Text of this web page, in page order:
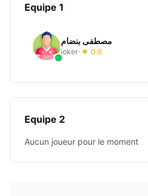
Equipe 1
مصطفى بنضام
joker• ★ 0.0
Equipe 2
Aucun joueur pour le moment